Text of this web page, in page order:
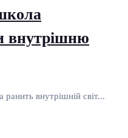
внутрішню
внутрішній світ...